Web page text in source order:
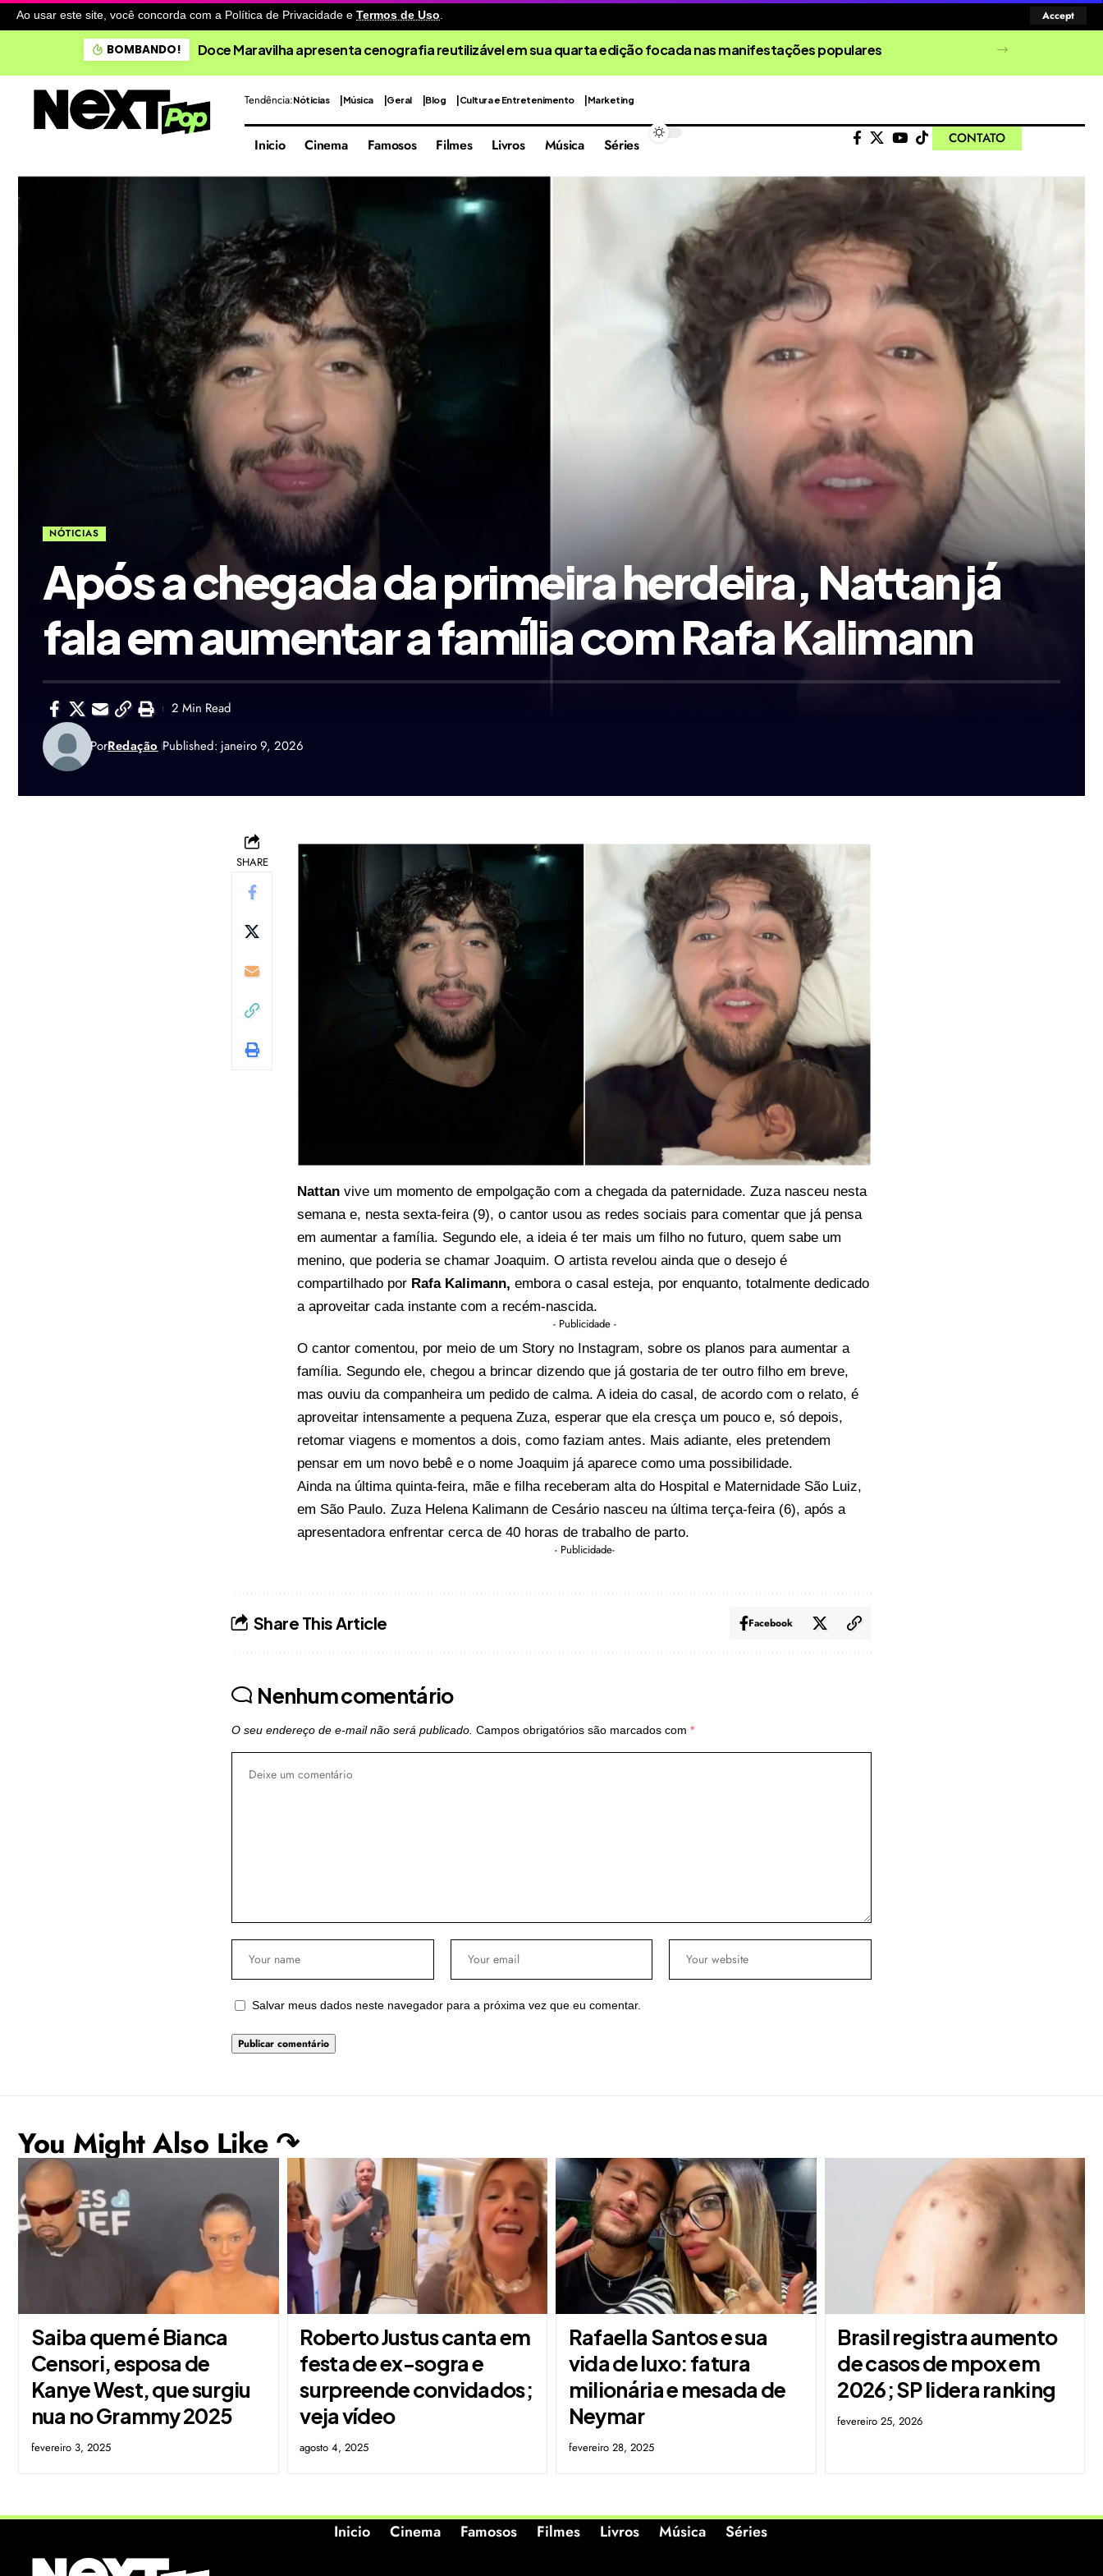
Ao usar este site, você concorda com a Política de Privacidade e Termos de Uso. Accept
BOMBANDO! Doce Maravilha apresenta cenografia reutilizável em sua quarta edição focada nas manifestações populares
Tendência:Nóticias Música Geral Blog Cultura e Entretenimento Marketing
Inicio Cinema Famosos Filmes Livros Música Séries CONTATO
NÓTICIAS
Após a chegada da primeira herdeira, Nattan já
fala em aumentar a família com Rafa Kalimann
PorRedação Published: janeiro 9, 2026
2 Min Read
SHARE
Nattan vive um momento de empolgação com a chegada da paternidade. Zuza nasceu nesta
semana e, nesta sexta-feira (9), o cantor usou as redes sociais para comentar que já pensa
em aumentar a família. Segundo ele, a ideia é ter mais um filho no futuro, quem sabe um
menino, que poderia se chamar Joaquim. O artista revelou ainda que o desejo é
compartilhado por Rafa Kalimann, embora o casal esteja, por enquanto, totalmente dedicado
a aproveitar cada instante com a recém-nascida.
- Publicidade -
O cantor comentou, por meio de um Story no Instagram, sobre os planos para aumentar a
família. Segundo ele, chegou a brincar dizendo que já gostaria de ter outro filho em breve,
mas ouviu da companheira um pedido de calma. A ideia do casal, de acordo com o relato, é
aproveitar intensamente a pequena Zuza, esperar que ela cresça um pouco e, só depois,
retomar viagens e momentos a dois, como faziam antes. Mais adiante, eles pretendem
pensar em um novo bebê e o nome Joaquim já aparece como uma possibilidade.
Ainda na última quinta-feira, mãe e filha receberam alta do Hospital e Maternidade São Luiz,
em São Paulo. Zuza Helena Kalimann de Cesário nasceu na última terça-feira (6), após a
apresentadora enfrentar cerca de 40 horas de trabalho de parto.
- Publicidade-
Share This Article Facebook
Nenhum comentário
O seu endereço de e-mail não será publicado. Campos obrigatórios são marcados com *
Salvar meus dados neste navegador para a próxima vez que eu comentar.
You Might Also Like ↷
Saiba quem é Bianca
Censori, esposa de
Kanye West, que surgiu
nua no Grammy 2025
fevereiro 3, 2025
Roberto Justus canta em
festa de ex-sogra e
surpreende convidados;
veja vídeo
agosto 4, 2025
Rafaella Santos e sua
vida de luxo: fatura
milionária e mesada de
Neymar
fevereiro 28, 2025
Brasil registra aumento
de casos de mpox em
2026; SP lidera ranking
fevereiro 25, 2026
Inicio Cinema Famosos Filmes Livros Música Séries